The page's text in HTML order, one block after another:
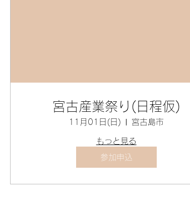
宮古産業祭り(日程仮)
11月01日(日) 宮古島市
もっと見る
参加申込